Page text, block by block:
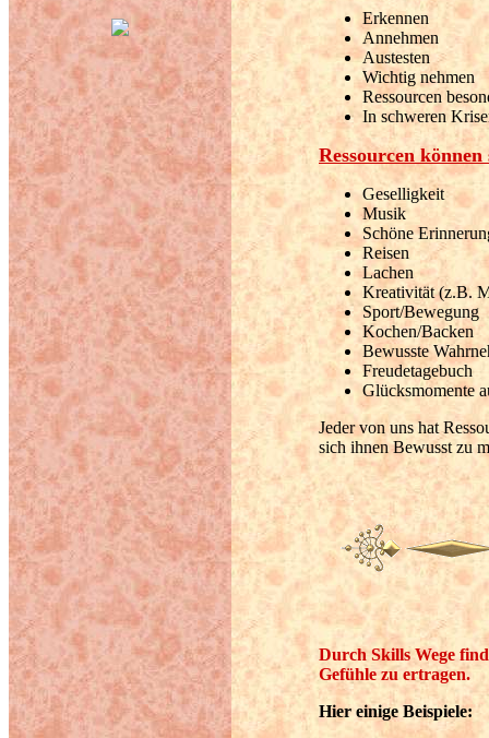
Erkennen
Annehmen
Austesten
Wichtig nehmen
Ressourcen
In schweren
Ressourcen können
Geselligkeit
Musik
Schöne
Reisen
Lachen
Kreativität (z.B.
Sport/Bewegung
Kochen/Backen
Bewusste
Freudetagebuch
Glücksmomente
Jeder von uns hat
sich ihnen Bewusst zu
Durch Skills Wege
Gefühle zu ertragen.
Hier einige Beispiele: